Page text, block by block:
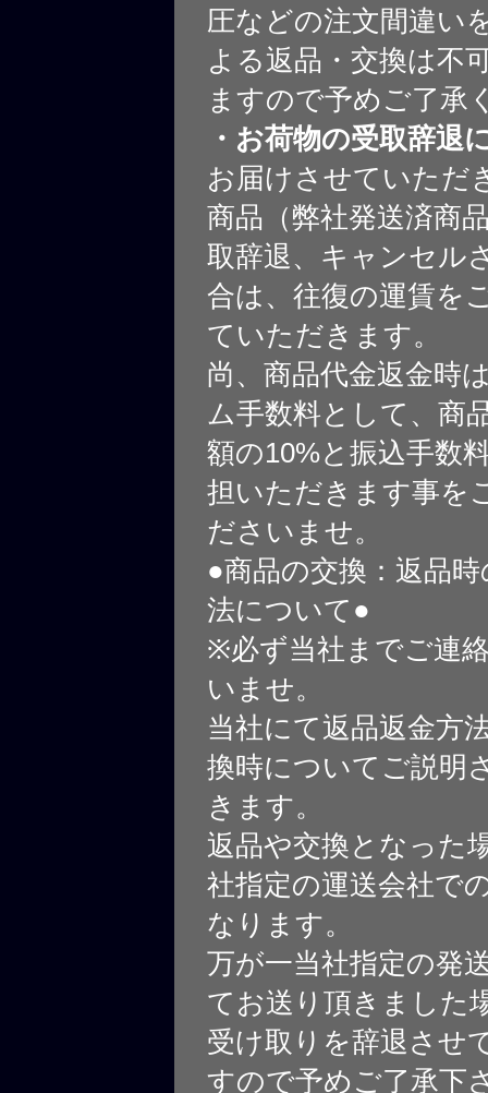
圧などの注文間違い
よる返品・交換は不
ますので予めご了承
・お荷物の受取辞退
お届けさせていただ
商品（弊社発送済商
取辞退、キャンセル
合は、往復の運賃を
ていただきます。
尚、商品代金返金時
ム手数料として、商
額の10%と振込手数
担いただきます事を
ださいませ。
●商品の交換：返品
法について●
※必ず当社までご連
いませ。
当社にて返品返金方
換時についてご説明
きます。
返品や交換となった
社指定の運送会社で
なります。
万が一当社指定の発
てお送り頂きました
受け取りを辞退させ
すので予めご了承下